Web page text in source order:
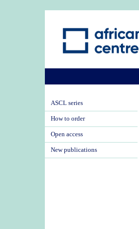
ASCL series
How to order
Open access
New publications